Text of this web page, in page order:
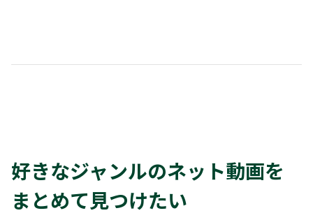
好きなジャンルのネット動画を
まとめて見つけたい